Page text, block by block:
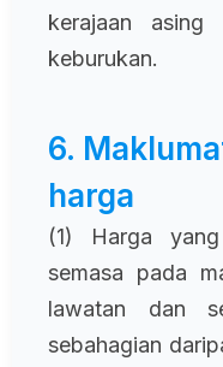
kerajaan asing
keburukan.
6.
harga
(1) Harga
semasa pada
lawatan dan
sebahagian